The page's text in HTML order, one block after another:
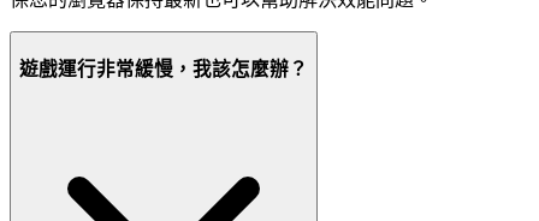
遊戲運行非常緩慢，我該怎麼辦？